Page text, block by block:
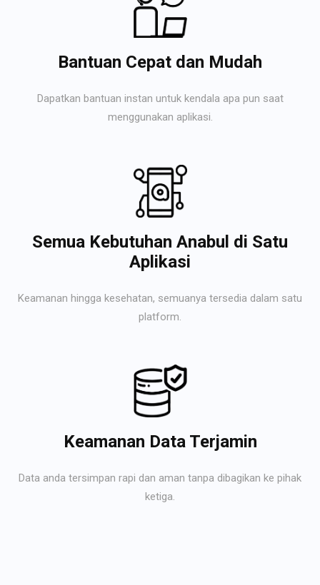
Bantuan Cepat dan Mudah
Dapatkan bantuan instan untuk kendala apa pun saat
menggunakan aplikasi.
Semua Kebutuhan Anabul di Satu
Aplikasi
Keamanan hingga kesehatan, semuanya tersedia dalam satu
platform.
Keamanan Data Terjamin
Data anda tersimpan rapi dan aman tanpa dibagikan ke pihak
ketiga.